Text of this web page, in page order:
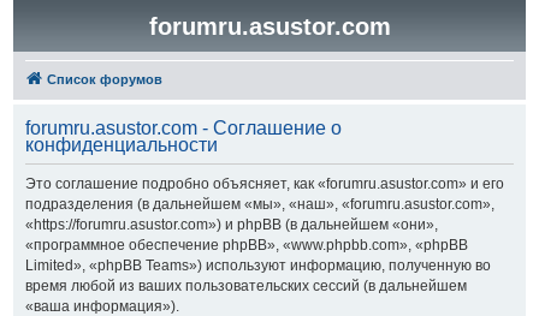
forumru.asustor.com
Список форумов
forumru.asustor.com - Соглашение о
конфиденциальности
Это соглашение подробно объясняет, как «forumru.asustor.com» и его
подразделения (в дальнейшем «мы», «наш», «forumru.asustor.com»,
«https://forumru.asustor.com») и phpBB (в дальнейшем «они»,
«программное обеспечение phpBB», «www.phpbb.com», «phpBB
Limited», «phpBB Teams») используют информацию, полученную во
время любой из ваших пользовательских сессий (в дальнейшем
«ваша информация»).